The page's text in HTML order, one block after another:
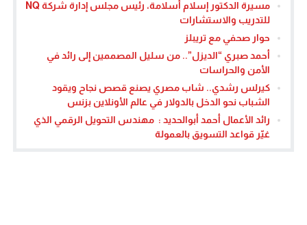
مسيرة الدكتور إسلام أسلامة، رئيس مجلس إدارة شركة NQ
للتدريب والاستشارات
حوار صحفي مع تريبلز
أحمد صبري “الديزل”.. من سليل المصممين إلى رائد في
الأمن والحراسات
كيرلس رشدي.. شاب مصري يصنع قصص نجاح ويقود
الشباب نحو الدخل بالدولار في عالم الأونلاين بزنس
رائد الأعمال أحمد أبوالحديد : مهندس التحويل الرقمي الذي
غيّر قواعد التسويق بالعمولة